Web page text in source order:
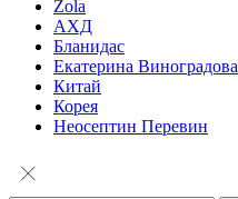
Zola
АХД
Бланидас
Екатерина Виноградова
Китай
Корея
Неосептин Перевин